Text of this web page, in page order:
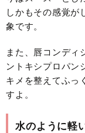
しかもその感覚が
象です。
また、唇コンディ
ントキシプロパン
キメを整えてふっ
すよ。
水のように軽